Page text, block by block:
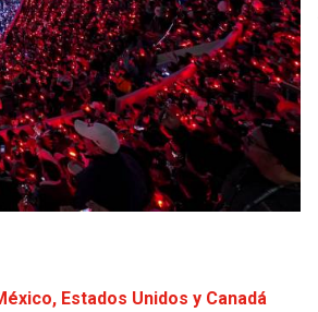
Estados Unidos y Canadá